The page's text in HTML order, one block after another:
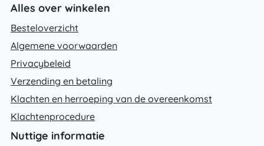
Alles over winkelen
Besteloverzicht
Algemene voorwaarden
Privacybeleid
Verzending en betaling
Klachten en herroeping van de overeenkomst
Klachtenprocedure
Nuttige informatie